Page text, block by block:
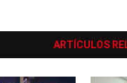
ARTÍCULOS